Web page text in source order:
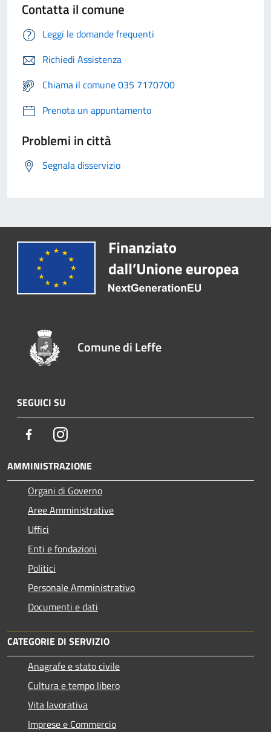
Contatta il comune
Leggi le domande frequenti
Richiedi Assistenza
Chiama il comune 035 7170700
Prenota un appuntamento
Problemi in città
Segnala disservizio
Comune di Leffe
SEGUICI SU
FacebookInstagram
AMMINISTRAZIONE
Organi di Governo
Aree Amministrative
Uffici
Enti e fondazioni
Politici
Personale Amministrativo
Documenti e dati
CATEGORIE DI SERVIZIO
Anagrafe e stato civile
Cultura e tempo libero
Vita lavorativa
Imprese e Commercio